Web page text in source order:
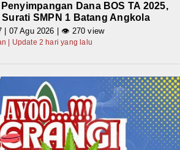
Dana BOS TA 2025,
SMPN 1 Batang Angkola
| 07 Agu 2026 | 👁 270 view
| Update 2 hari yang lalu